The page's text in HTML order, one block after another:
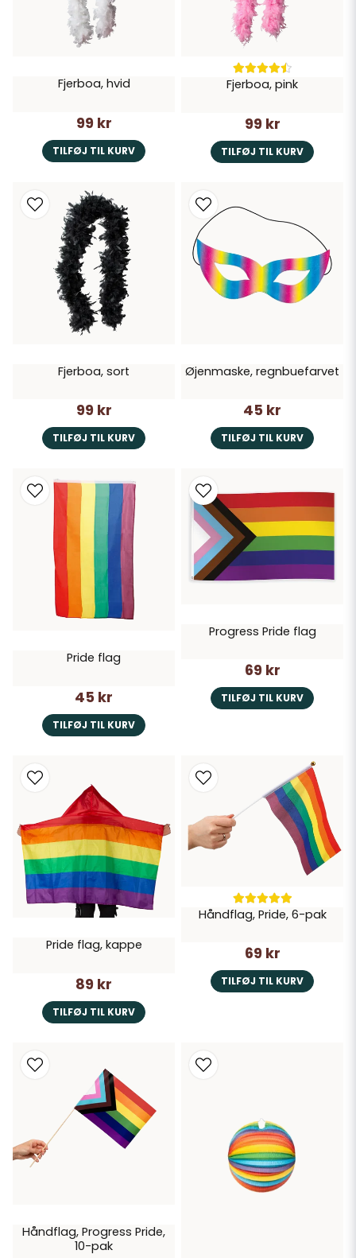
Fjerboa, hvid
99 kr
TILFØJ TIL KURV
Fjerboa, pink
99 kr
TILFØJ TIL KURV
Fjerboa, sort
99 kr
TILFØJ TIL KURV
Øjenmaske, regnbuefarvet
45 kr
TILFØJ TIL KURV
Pride flag
45 kr
TILFØJ TIL KURV
Progress Pride flag
69 kr
TILFØJ TIL KURV
Pride flag, kappe
89 kr
TILFØJ TIL KURV
Håndflag, Pride, 6-pak
69 kr
TILFØJ TIL KURV
Håndflag, Progress Pride,
10-pak